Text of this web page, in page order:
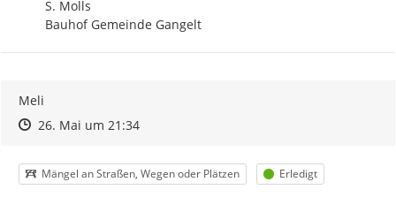
S. Molls
Bauhof Gemeinde Gangelt
Meli
Zeitpunkt des Erstellens
Zeitpunkt des Erstellens
26. Mai um 21:34Zur Äußerung
Kategorie
Mängel an Straßen, Wegen oder Plätzen Status
Erledigt